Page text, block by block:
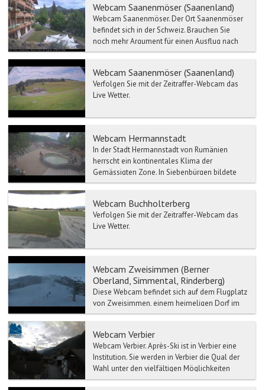
Webcam Saanenmöser (Saanenland)
Webcam Saanenmöser. Der Ort Saanenmöser
befindet sich in der Schweiz. Brauchen Sie
noch mehr Argument für einen Ausflug nach
Saanenmöser? Ein Mausk...
Webcam Saanenmöser (Saanenland)
Verfolgen Sie mit der Zeitraffer-Webcam das
Live Wetter.
Webcam Hermannstadt
In der Stadt Hermannstadt von Rumänien
herrscht ein kontinentales Klima der
Gemässigten Zone. In Siebenbürgen bildete
Der Ort Hermannstadt das Ober...
Webcam Buchholterberg
Verfolgen Sie mit der Zeitraffer-Webcam das
Live Wetter.
Webcam Zweisimmen (Berner
Oberland, Simmental, Rinderberg)
Diese Webcam befindet sich auf dem Flugplatz
von Zweisimmen, einem heimeligen Dorf im
Berner Oberland. Zweisimmen bildet das Tor
Webcam Verbier
Webcam Verbier. Après-Ski ist in Verbier eine
Institution. Sie werden in Verbier die Qual der
Wahl unter den vielfältigen Möglichkeiten
habe...